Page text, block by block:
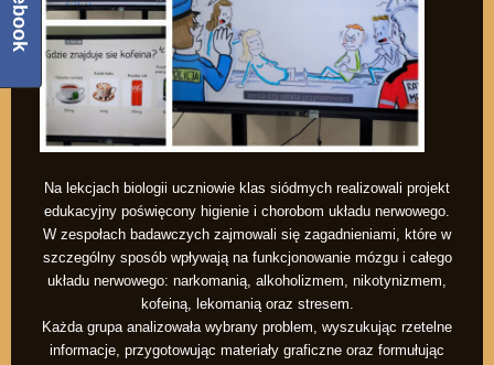
Na lekcjach biologii uczniowie klas siódmych realizowali projekt
edukacyjny poświęcony higienie i chorobom układu nerwowego.
W zespołach badawczych zajmowali się zagadnieniami, które w
szczególny sposób wpływają na funkcjonowanie mózgu i całego
układu nerwowego: narkomanią, alkoholizmem, nikotynizmem,
kofeiną, lekomanią oraz stresem.
Każda grupa analizowała wybrany problem, wyszukując rzetelne
informacje, przygotowując materiały graficzne oraz formułując